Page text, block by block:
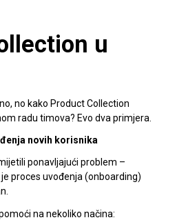
u
no kako Product Collection
radu timova? Evo dva primjera.
novih korisnika
ponavljajući problem –
proces uvođenja (onboarding)
na nekoliko načina: